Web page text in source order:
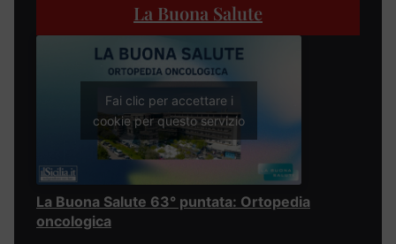
La Buona Salute
Fai clic per accettare i
cookie per questo servizio
La Buona Salute 63° puntata: Ortopedia
oncologica